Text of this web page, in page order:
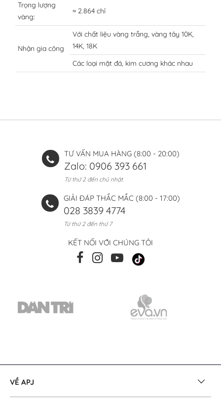
Trọng lượng
vàng:
≈ 2.864 chỉ
Nhận gia công
Với chất liệu vàng trắng, vàng tây 10K,
14K, 18K
Các loại mặt đá, kim cương khác nhau
TƯ VẤN MUA HÀNG (8:00 - 20:00)
Zalo: 0906 393 661
Từ thứ 2 đến chủ nhật
GIẢI ĐÁP THẮC MẮC (8:00 - 17:00)
028 3839 4774
Từ thứ 2 đến thứ 7
KẾT NỐI VỚI CHÚNG TÔI
VỀ APJ